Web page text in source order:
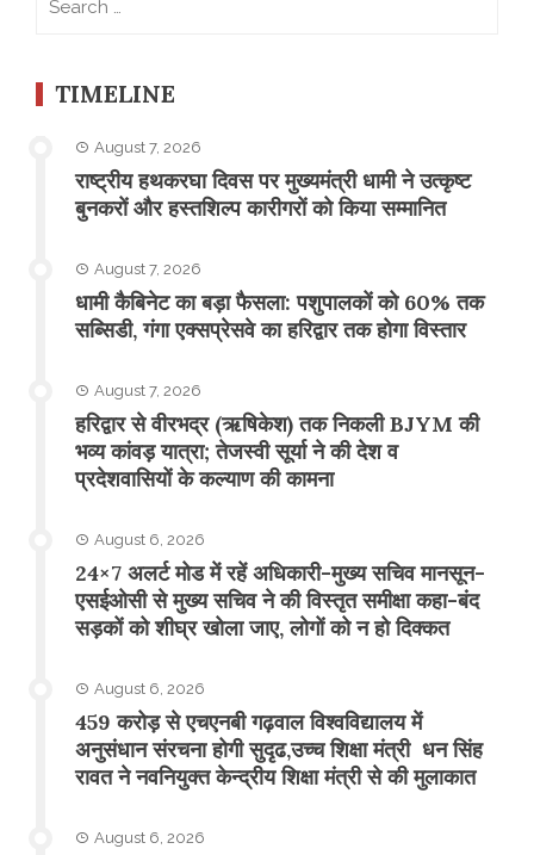
TIMELINE
August 7, 2026
राष्ट्रीय हथकरघा दिवस पर मुख्यमंत्री धामी ने उत्कृष्ट
बुनकरों और हस्तशिल्प कारीगरों को किया सम्मानित
August 7, 2026
​धामी कैबिनेट का बड़ा फैसला: पशुपालकों को 60% तक
सब्सिडी, गंगा एक्सप्रेसवे का हरिद्वार तक होगा विस्तार
August 7, 2026
​हरिद्वार से वीरभद्र (ऋषिकेश) तक निकली BJYM की
भव्य कांवड़ यात्रा; तेजस्वी सूर्या ने की देश व
प्रदेशवासियों के कल्याण की कामना
August 6, 2026
24×7 अलर्ट मोड में रहें अधिकारी-मुख्य सचिव मानसून-
एसईओसी से मुख्य सचिव ने की विस्तृत समीक्षा कहा-बंद
सड़कों को शीघ्र खोला जाए, लोगों को न हो दिक्कत
August 6, 2026
459 करोड़ से एचएनबी गढ़वाल विश्वविद्यालय में
अनुसंधान संरचना होगी सुदृढ,उच्च शिक्षा मंत्री धन सिंह
रावत ने नवनियुक्त केन्द्रीय शिक्षा मंत्री से की मुलाकात
August 6, 2026